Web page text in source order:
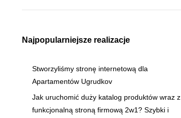
Najpopularniejsze realizacje
Stworzyliśmy stronę internetową dla
Apartamentów Ugrudkov
Jak uruchomić duży katalog produktów wraz z
funkcjonalną stroną firmową 2w1? Szybki i